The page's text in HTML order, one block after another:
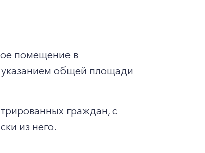
помещение в
указанием общей площади
граждан, с
из него.